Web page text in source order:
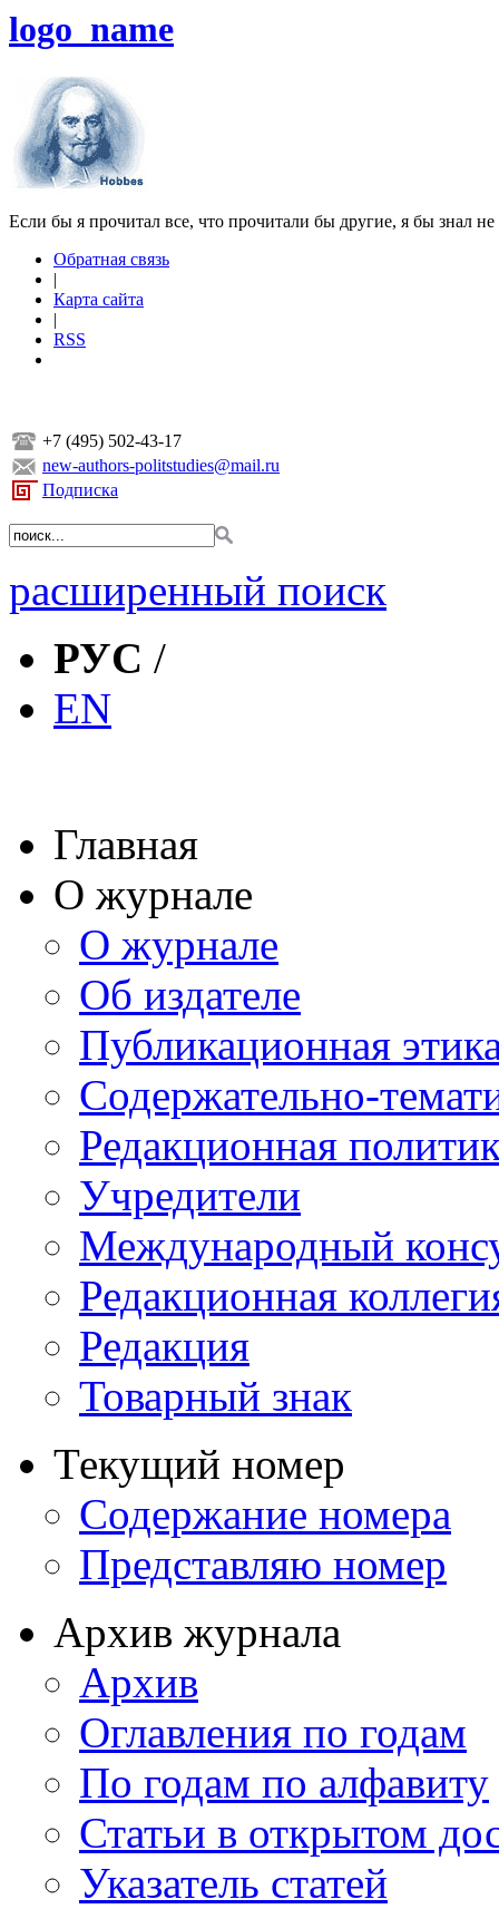
logo_name
Если бы я прочитал все, что прочитали бы другие, я бы знал
Обратная связь
|
Карта сайта
|
RSS
+7 (495) 502-43-17
new-authors-politstudies@mail.ru
Подписка
расширенный поиск
РУС /
EN
Главная
О журнале
О журнале
Об издателе
Публикационная
Содержательно-
Редакционная
Учредители
Международный
Редакционная
Редакция
Товарный знак
Текущий номер
Содержание номера
Представляю номер
Архив журнала
Архив
Оглавления по годам
По годам по алфавиту
Статьи в открытом
Указатель статей